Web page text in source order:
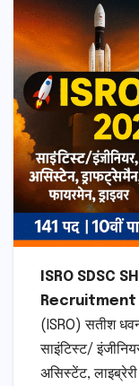
ISRO SDSC
Recruitment
(ISRO) सतीश
साइंटिस्ट/
असिस्टेंट,